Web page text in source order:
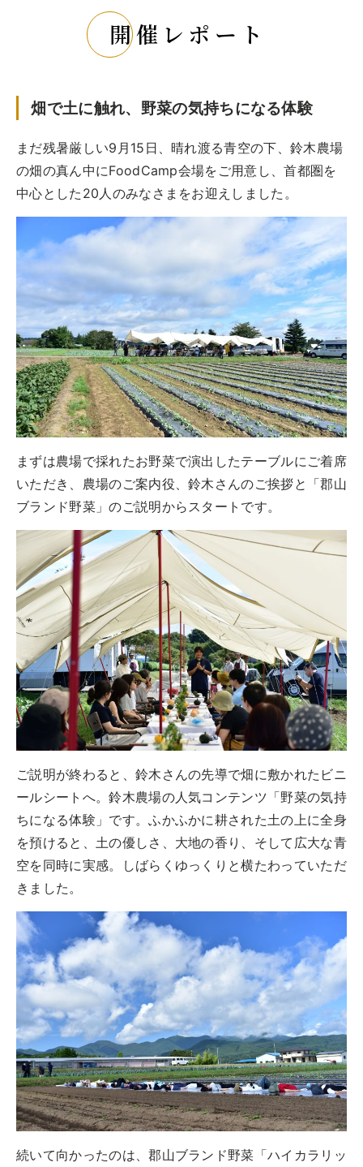
法人・自治体様向け
お問合せ
開催レポート
畑で土に触れ、野菜の気持ちになる体験
まだ残暑厳しい9月15日、晴れ渡る青空の下、鈴木農場
の畑の真ん中にFoodCamp会場をご用意し、首都圏を
中心とした20人のみなさまをお迎えしました。
まずは農場で採れたお野菜で演出したテーブルにご着席
いただき、農場のご案内役、鈴木さんのご挨拶と「郡山
ブランド野菜」のご説明からスタートです。
ご説明が終わると、鈴木さんの先導で畑に敷かれたビニ
ールシートへ。鈴木農場の人気コンテンツ「野菜の気持
ちになる体験」です。ふかふかに耕された土の上に全身
を預けると、土の優しさ、大地の香り、そして広大な青
空を同時に実感。しばらくゆっくりと横たわっていただ
きました。
続いて向かったのは、郡山ブランド野菜「ハイカラリッ